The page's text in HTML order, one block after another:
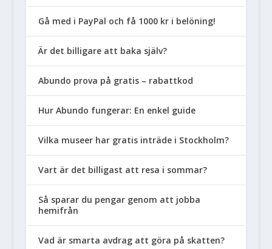
Gå med i PayPal och få 1000 kr i belöning!
Är det billigare att baka själv?
Abundo prova på gratis – rabattkod
Hur Abundo fungerar: En enkel guide
Vilka museer har gratis inträde i Stockholm?
Vart är det billigast att resa i sommar?
Så sparar du pengar genom att jobba
hemifrån
Vad är smarta avdrag att göra på skatten?